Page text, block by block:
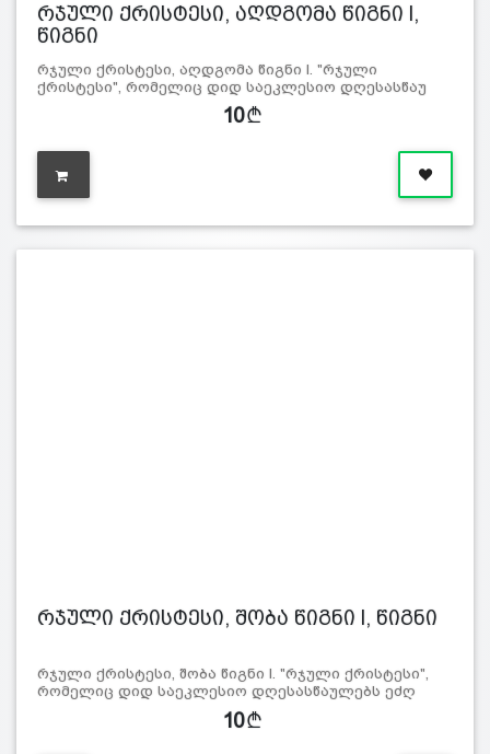
რჯული ქრისტესი, აღდგომა წიგნი l,
წიგნი
რჯული ქრისტესი, აღდგომა წიგნი l. "რჯული
ქრისტესი", რომელიც დიდ საეკლესიო დღესასწაუ
10
რჯული ქრისტესი, შობა წიგნი l, წიგნი
რჯული ქრისტესი, შობა წიგნი l. "რჯული ქრისტესი",
რომელიც დიდ საეკლესიო დღესასწაულებს ეძღ
10